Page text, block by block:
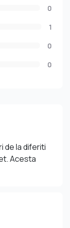
0
1
0
0
de la diferiti
Acesta